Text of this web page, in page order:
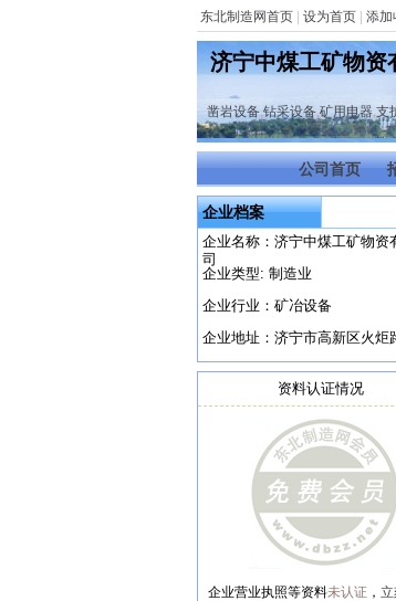
东北制造网首页 设为首页 添加
济宁中煤工矿物资
凿岩设备,钻采设备,矿用电器,支
公司首页
企业档案
企业名称：济宁中煤工矿物资
司
企业类型: 制造业
企业行业：矿冶设备
企业地址：济宁市高新区火炬
资料认证情况
企业营业执照等资料未认证 ，